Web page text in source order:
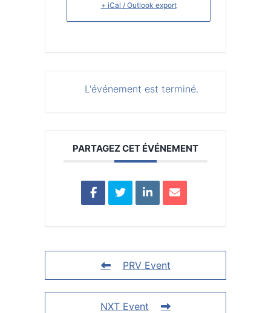
+ iCal / Outlook export
L'événement est terminé.
PARTAGEZ CET ÉVÉNEMENT
PRV Event
NXT Event